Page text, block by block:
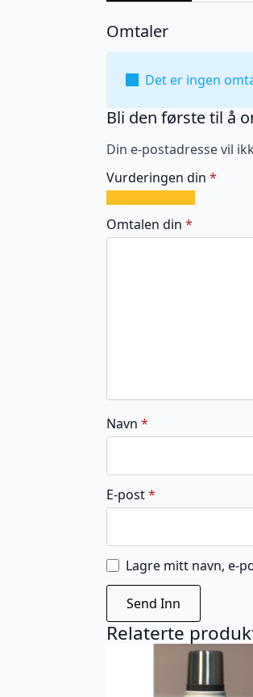
Omtaler
Det er ingen
Bli den første til å
Din e-postadresse vil
Vurderingen din *
av
5
av
5
av
5
av
5
av
5
Omtalen din *
Navn *
E-post*
Lagre mitt navn, e-
Relaterte